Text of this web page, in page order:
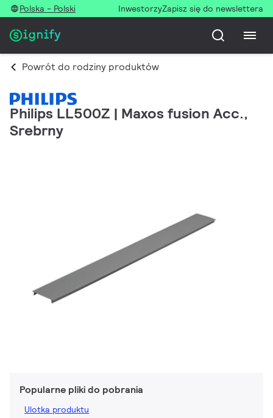
Polska - Polski InwestorzyZapisz się do newslettera
Powrót do rodziny produktów
Philips LL500Z | Maxos fusion Acc.,
Srebrny
Popularne pliki do pobrania
Ulotka produktu